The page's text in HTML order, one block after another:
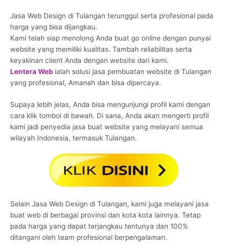
Jasa Web Design di Tulangan terunggul serta profesional pada
harga yang bisa dijangkau.
Kami telah siap menolong Anda buat go online dengan punyai
website yang memiliki kualitas. Tambah reliabilitas serta
keyakinan client Anda dengan website dari kami.
Lentera Web ialah solusi jasa pembuatan website di Tulangan
yang profesional, Amanah dan bisa dipercaya.
Supaya lebih jelas, Anda bisa mengunjungi profil kami dengan
cara klik tombol di bawah. Di sana, Anda akan mengerti profil
kami jadi penyedia jasa buat website yang melayani semua
wilayah Indonesia, termasuk Tulangan.
Selain Jasa Web Design di Tulangan, kami juga melayani jasa
buat web di berbagai provinsi dan kota kota lainnya. Tetap
pada harga yang dapat terjangkau tentunya dan 100%
ditangani oleh team profesional berpengalaman.